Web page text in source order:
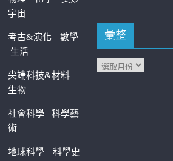
宇宙
考古&演化
數學
生活
尖端科技&材料
生物
社會科學科學藝
術
地球科學 科學史
彙整